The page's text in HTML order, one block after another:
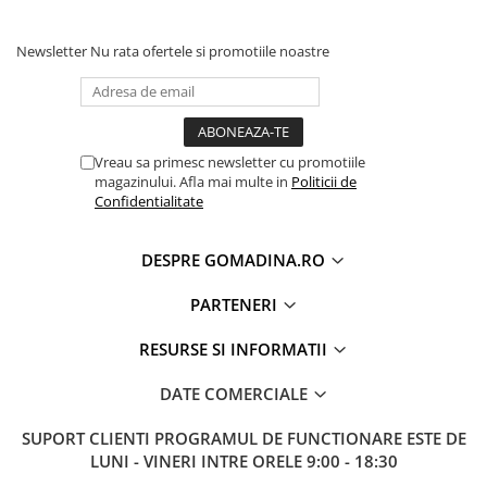
Newsletter Nu rata ofertele si promotiile noastre
Vreau sa primesc newsletter cu promotiile
magazinului. Afla mai multe in Politicii de
Confidentialitate
DESPRE GOMADINA.RO
PARTENERI
RESURSE SI INFORMATII
DATE COMERCIALE
SUPORT CLIENTI PROGRAMUL DE FUNCTIONARE ESTE DE
LUNI - VINERI INTRE ORELE 9:00 - 18:30